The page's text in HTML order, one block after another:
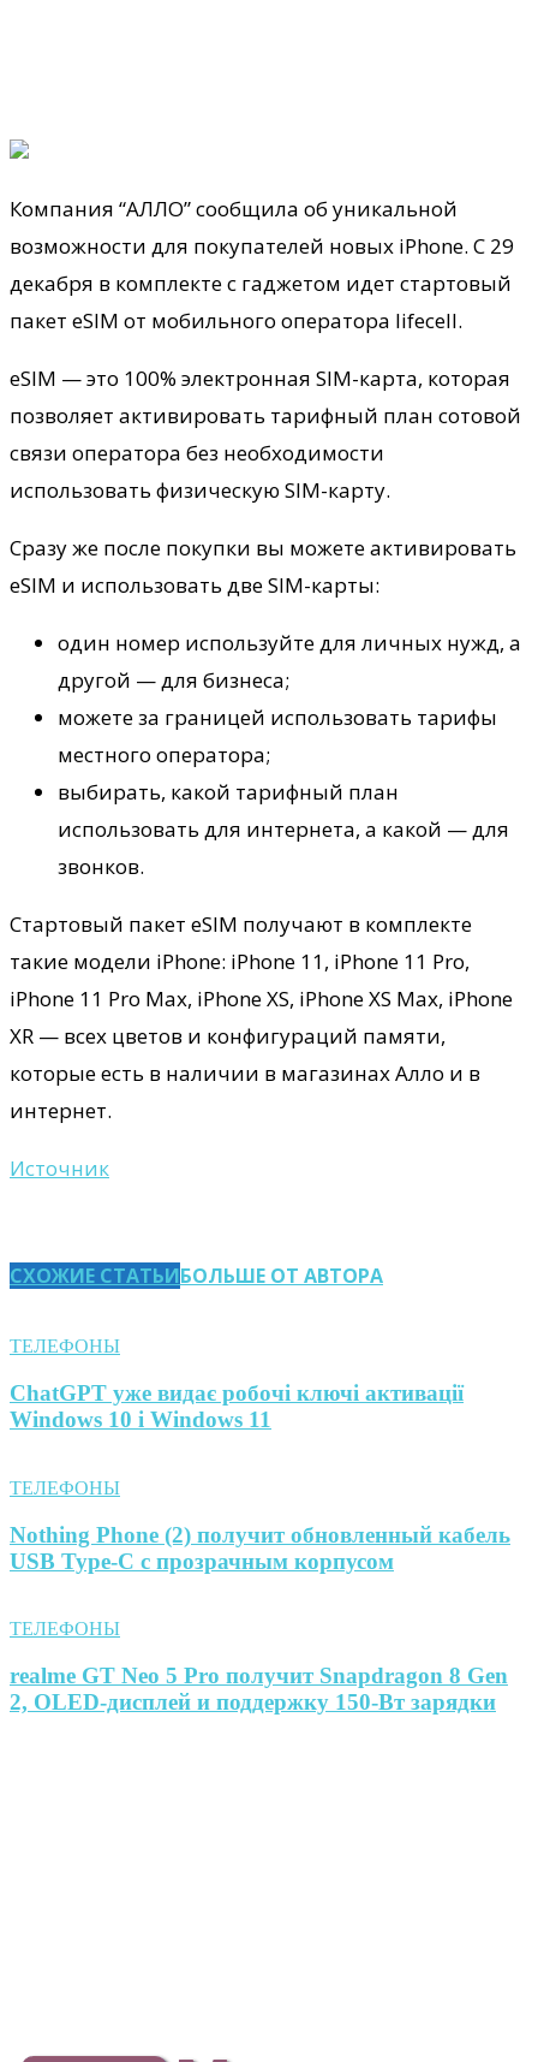
Компания “АЛЛО” сообщила об уникальной
возможности для покупателей новых iPhone. C 29
декабря в комплекте с гаджетом идет стартовый
пакет eSIM от мобильного оператора lifecell.
eSIM — это 100% электронная SIM-карта, которая
позволяет активировать тарифный план сотовой
связи оператора без необходимости
использовать физическую SIM-карту.
Сразу же после покупки вы можете активировать
eSIM и использовать две SIM-карты:
один номер используйте для личных нужд, а
другой — для бизнеса;
можете за границей использовать тарифы
местного оператора;
выбирать, какой тарифный план
использовать для интернета, а какой — для
звонков.
Стартовый пакет eSIM получают в комплекте
такие модели iPhone: iPhone 11, iPhone 11 Pro,
iPhone 11 Pro Max, iPhone XS, iPhone XS Max, iPhone
XR — всех цветов и конфигураций памяти,
которые есть в наличии в магазинах Алло и в
интернет.
Источник
СХОЖИЕ СТАТЬИБОЛЬШЕ ОТ АВТОРА
ТЕЛЕФОНЫ
ChatGPT уже видає робочі ключі активації
Windows 10 і Windows 11
ТЕЛЕФОНЫ
Nothing Phone (2) получит обновленный кабель
USB Type-C с прозрачным корпусом
ТЕЛЕФОНЫ
realme GT Neo 5 Pro получит Snapdragon 8 Gen
2, OLED-дисплей и поддержку 150-Вт зарядки